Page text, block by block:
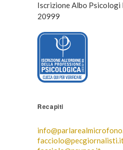
Iscrizione Albo Psicologi
20999
Recapiti